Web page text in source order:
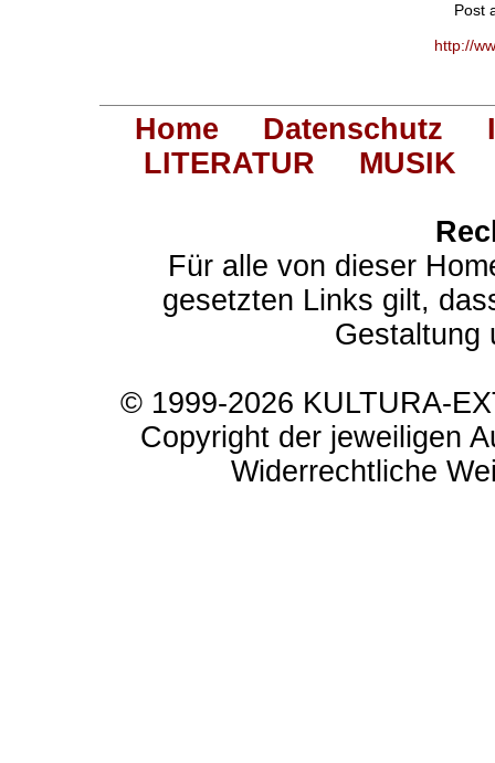
Post
http://
Home Datenschutz
LITERATUR
MUSIK
Für alle von dieser
gesetzten Links gilt,
Gestaltung
© 1999-2026 KULTURA-
Copyright der jeweiligen
Widerrechtliche